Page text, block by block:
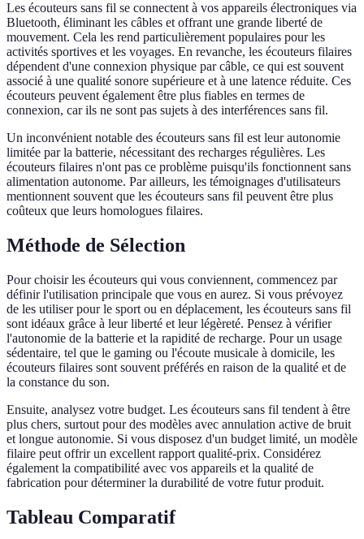
Les écouteurs sans fil se connectent à vos appareils électroniques via
Bluetooth, éliminant les câbles et offrant une grande liberté de
mouvement. Cela les rend particulièrement populaires pour les
activités sportives et les voyages. En revanche, les écouteurs filaires
dépendent d'une connexion physique par câble, ce qui est souvent
associé à une qualité sonore supérieure et à une latence réduite. Ces
écouteurs peuvent également être plus fiables en termes de
connexion, car ils ne sont pas sujets à des interférences sans fil.
Un inconvénient notable des écouteurs sans fil est leur autonomie
limitée par la batterie, nécessitant des recharges régulières. Les
écouteurs filaires n'ont pas ce problème puisqu'ils fonctionnent sans
alimentation autonome. Par ailleurs, les témoignages d'utilisateurs
mentionnent souvent que les écouteurs sans fil peuvent être plus
coûteux que leurs homologues filaires.
Méthode de Sélection
Pour choisir les écouteurs qui vous conviennent, commencez par
définir l'utilisation principale que vous en aurez. Si vous prévoyez
de les utiliser pour le sport ou en déplacement, les écouteurs sans fil
sont idéaux grâce à leur liberté et leur légèreté. Pensez à vérifier
l'autonomie de la batterie et la rapidité de recharge. Pour un usage
sédentaire, tel que le gaming ou l'écoute musicale à domicile, les
écouteurs filaires sont souvent préférés en raison de la qualité et de
la constance du son.
Ensuite, analysez votre budget. Les écouteurs sans fil tendent à être
plus chers, surtout pour des modèles avec annulation active de bruit
et longue autonomie. Si vous disposez d'un budget limité, un modèle
filaire peut offrir un excellent rapport qualité-prix. Considérez
également la compatibilité avec vos appareils et la qualité de
fabrication pour déterminer la durabilité de votre futur produit.
Tableau Comparatif